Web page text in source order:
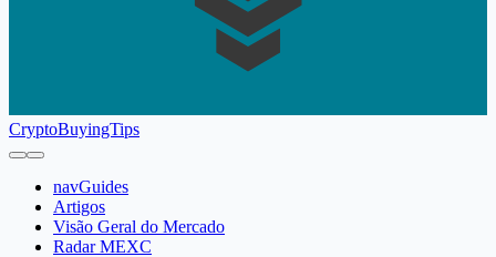
CryptoBuyingTips
navGuides
Artigos
Visão Geral do Mercado
Radar MEXC